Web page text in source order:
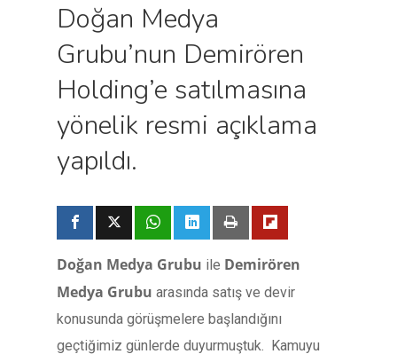
Doğan Medya
Grubu’nun Demirören
Holding’e satılmasına
yönelik resmi açıklama
yapıldı.
Doğan Medya Grubu ile Demirören
Medya Grubu arasında satış ve devir
konusunda görüşmelere başlandığını
geçtiğimiz günlerde duyurmuştuk. Kamuyu